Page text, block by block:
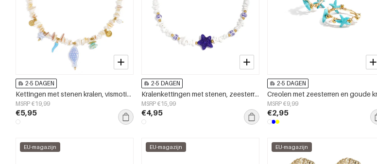
2-5 DAGEN
Kettingen met stenen kralen, vismotief, vakantie/strand, romantische serie, damessieraden
MSRP €19,99
€5,95
2-5 DAGEN
Kralenkettingen met stenen, zeesterren, vakantie-/strandthema, romantische serie voor dames.
MSRP €15,99
€4,95
2-5 DAGEN
MSRP €9,99
€2,95
EU-magazijn EU-magazijn EU-magazijn